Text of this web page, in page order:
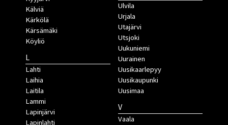
Kälviä
Kärkölä
Kärsämäki
Köyliö
L
Lahti
Laihia
Laitila
Lammi
Lapinjärvi
Lapinlahti
Ulvila
Urjala
Utajärvi
Utsjoki
Uukuniemi
Uurainen
Uusikaarlepyy
Uusikaupunki
Uusimaa
V
Vaala